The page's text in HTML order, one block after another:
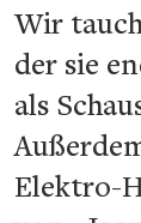
Wir
der sie
als
Elektro-